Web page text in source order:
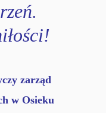
zarząd
w Osieku